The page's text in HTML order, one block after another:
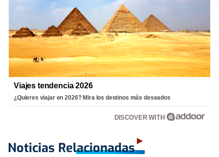
Viajes tendencia 2026
¿Quieres viajar en 2026? Mira los destinos más deseados
DISCOVER WITH
Noticias Relacionadas